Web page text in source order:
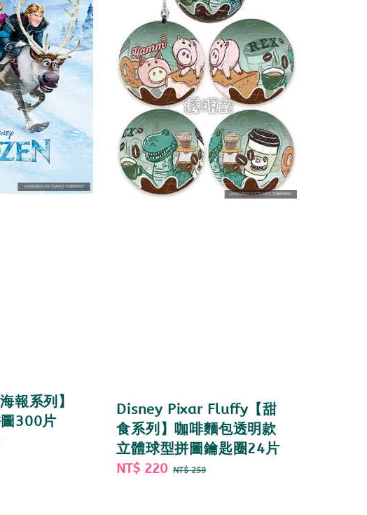
報系列】
300片
Disney Pixar Fluffy【甜
食系列】咖啡麵包透明款
立體球型拼圖鑰匙圈24片
Sale
NT$ 220 Regular
NT$ 259